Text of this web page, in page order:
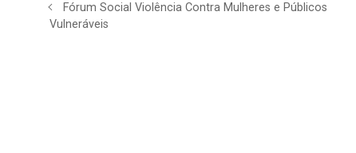
Fórum Social Violência Contra Mulheres e Públicos
Vulneráveis